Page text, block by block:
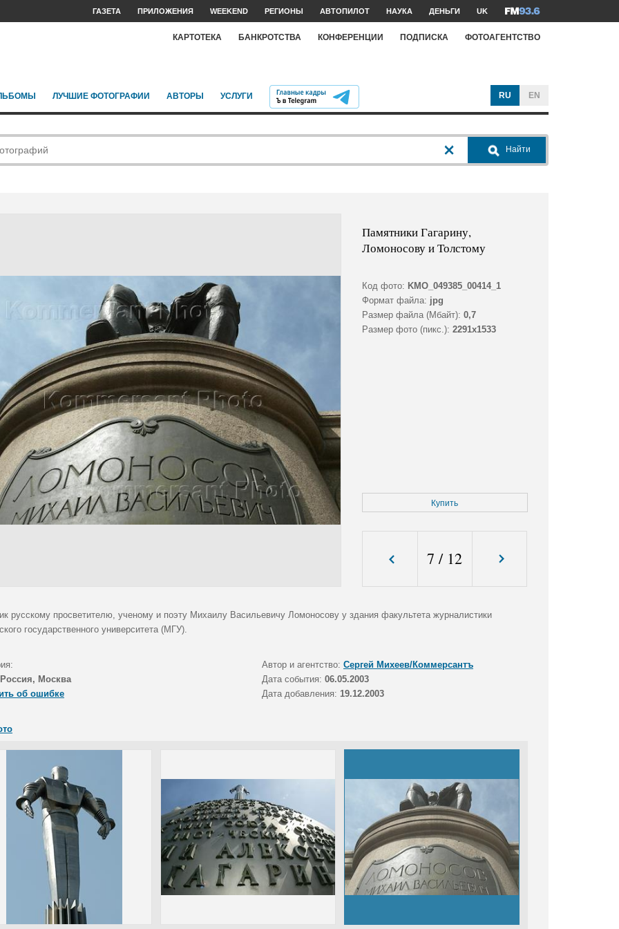
ГАЗЕТА ПРИЛОЖЕНИЯ WEEKEND РЕГИОНЫ АВТОПИЛОТ НАУКА ДЕНЬГИ UK
КАРТОТЕКА БАНКРОТСТВА КОНФЕРЕНЦИИ ПОДПИСКА ФОТОАГЕНТСТВО
ЛУЧШИЕ ФОТОГРАФИИ АВТОРЫ УСЛУГИ RU EN
Найти
Памятники Гагарину,
Ломоносову и Толстому
Код фото: KMO_049385_00414_1
Формат файла: jpg
Размер файла (Мбайт): 0,7
Размер фото (пикс.): 2291x1533
Купить
7 / 12
русскому просветителю, ученому и поэту Михаилу Васильевичу Ломоносову у здания факультета журналистики
государственного университета (МГУ).
Автор и агентство: Сергей Михеев/Коммерсантъ
Россия, Москва Дата события: 06.05.2003
об ошибке
Дата добавления: 19.12.2003